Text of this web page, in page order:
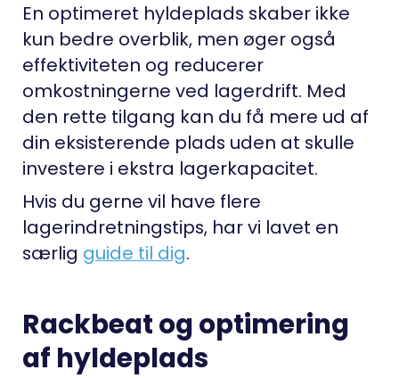
En optimeret hyldeplads skaber ikke
kun bedre overblik, men øger også
effektiviteten og reducerer
omkostningerne ved lagerdrift. Med
den rette tilgang kan du få mere ud af
din eksisterende plads uden at skulle
investere i ekstra lagerkapacitet.
Hvis du gerne vil have flere
lagerindretningstips, har vi lavet en
særlig guide til dig.
Rackbeat og optimering
af hyldeplads